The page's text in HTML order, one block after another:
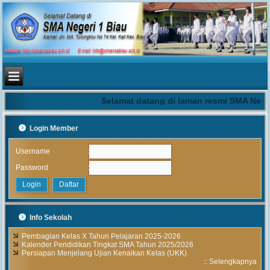
Selamat datang di laman resmi SMA
Login Member
Username
:
Password
:
Info Sekolah
Pembagian Kelas X Tahun Pelajaran 2025-2026
Kalender Pendidikan Tingkat SMA Tahun 2025/2026
Persiapan Menjelang Ujian Kenaikan Kelas (UKK)
:: Selengkapnya